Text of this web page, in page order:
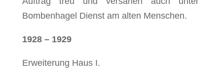
Bombenhagel Dienst am alten Menschen.
1928 – 1929
Erweiterung Haus I.